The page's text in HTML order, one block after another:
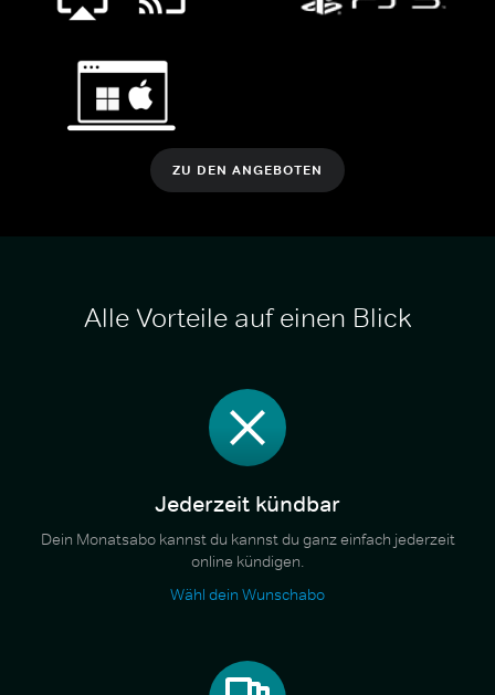
ZU DEN ANGEBOTEN
Alle Vorteile auf einen Blick
Jederzeit kündbar
Dein Monatsabo kannst du kannst du ganz einfach jederzeit
online kündigen.
Wähl dein Wunschabo